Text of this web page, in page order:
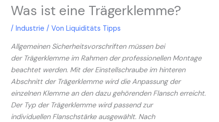
Was ist eine Trägerklemme ?
/Industrie / VonLiquiditäts Tipps
Allgemeinen Sicherheitsvorschriften müssen bei
der Trägerklemme im Rahmen der professionellen Montage
beachtet werden. Mit der Einstellschraube im hinteren
Abschnitt der Trägerklemme wird die Anpassung der
einzelnen Klemme an den dazu gehörenden Flansch erreicht.
Der Typ der Trägerklemme wird passend zur
individuellen Flanschstärke ausgewählt. Nach